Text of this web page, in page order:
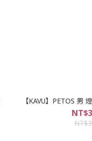
【KAVU】PETOS 男